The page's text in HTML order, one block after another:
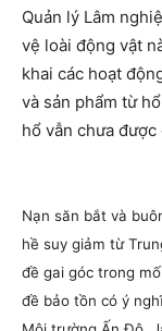
Quản lý Lâm
vệ loài động vật
khai các hoạt
và sản phẩm từ
hổ vẫn chưa
Nạn săn bắt và
hề suy giảm từ
đề gai góc trong
đề bảo tồn có ý